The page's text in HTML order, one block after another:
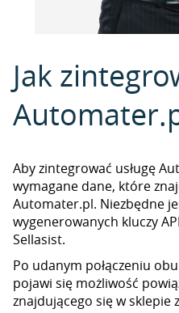
Jak
Aby zintegrować usługę
wymagane dane, które
Automater.pl. Niezbędne
wygenerowanych kluczy
Sellasist.
Po udanym połączeniu
pojawi się możliwość
znajdującego się w